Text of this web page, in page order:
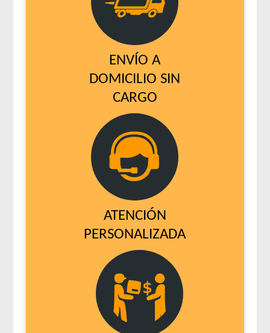
ENVÍO A
DOMICILIO SIN
CARGO
ATENCIÓN
PERSONALIZADA